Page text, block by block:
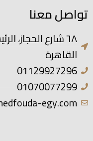
تواصل معنا
٦٨ شارع الحجاز،
القاهرة
01129927296
01070077299
egy.com